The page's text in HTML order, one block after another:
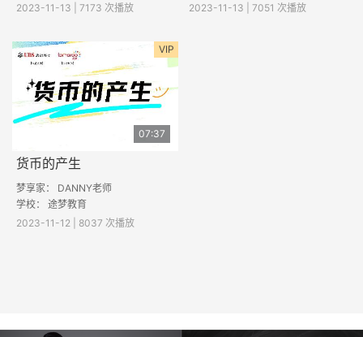
2023-11-13 | 7173 次播放
2023-11-13 | 7051 次播放
VIP
07:37
货币的产生
梦享家： DANNY老师
学校： 途梦教育
2023-11-12 | 8037 次播放